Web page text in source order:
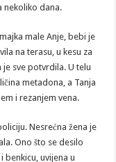
nekoliko dana.
male Anje, bebi je
na terasu, u kesu za
je sve potvrdila. U telu
metadona, a Tanja
i rezanjem vena.
Nesrećna žena je
Ono što se desilo
benkicu, uvijena u